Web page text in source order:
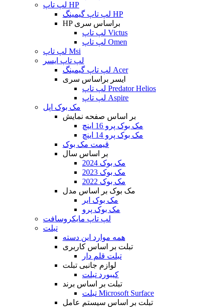
لپ تاپ HP
لپ تاپ گیمینگ HP
HP براساس سری
لپ تاپ Victus
لپ تاپ Omen
لپ تاپ Msi
لپ تاپ ایسر
لپ تاپ گیمینگ Acer
ایسر براساس سری
لپ تاپ Predator Helios
لپ تاپ Aspire
مک بوک اپل
بر اساس صفحه نمایش
مک بوک پرو 16 اینچ
مک بوک پرو 14 اینچ
قیمت مک بوک
بر اساس سال
مک بوک 2024
مک بوک 2023
مک بوک 2022
مک بوک بر اساس مدل
مک بوک ایر
مک بوک پرو
لپ تاپ مایکروسافت
تبلت
همه موارد این دسته
تبلت بر اساس کاربری
تبلت قلم دار
لوازم جانبی تبلت
کیبورد تبلت
تبلت بر اساس برند
تبلت Microsoft Surface
تبلت بر اساس سیستم عامل